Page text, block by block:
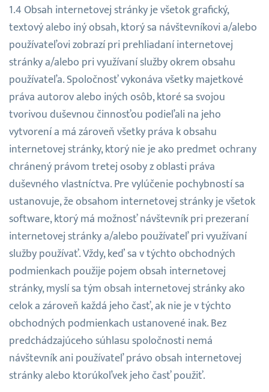
Obsah internetovej stránky je všetok grafický,
textový alebo iný obsah, ktorý sa návštevníkovi a/alebo
používateľovi zobrazí pri prehliadaní internetovej
stránky a/alebo pri využívaní služby okrem obsahu
používateľa. Spoločnosť vykonáva všetky majetkové
práva autorov alebo iných osôb, ktoré sa svojou
tvorivou duševnou činnosťou podieľali na jeho
vytvorení a má zároveň všetky práva k obsahu
internetovej stránky, ktorý nie je ako predmet ochrany
chránený právom tretej osoby z oblasti práva
duševného vlastníctva. Pre vylúčenie pochybností sa
ustanovuje, že obsahom internetovej stránky je všetok
software, ktorý má možnosť návštevník pri prezeraní
internetovej stránky a/alebo používateľ pri využívaní
služby používať. Vždy, keď sa v týchto obchodných
podmienkach použije pojem obsah internetovej
stránky, myslí sa tým obsah internetovej stránky ako
celok a zároveň každá jeho časť, ak nie je v týchto
obchodných podmienkach ustanovené inak. Bez
predchádzajúceho súhlasu spoločnosti nemá
návštevník ani používateľ právo obsah internetovej
stránky alebo ktorúkoľvek jeho časť použiť.